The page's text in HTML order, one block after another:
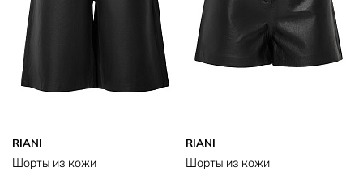
RIANI
Шорты из кожи
RIANI
Шорты из кожи